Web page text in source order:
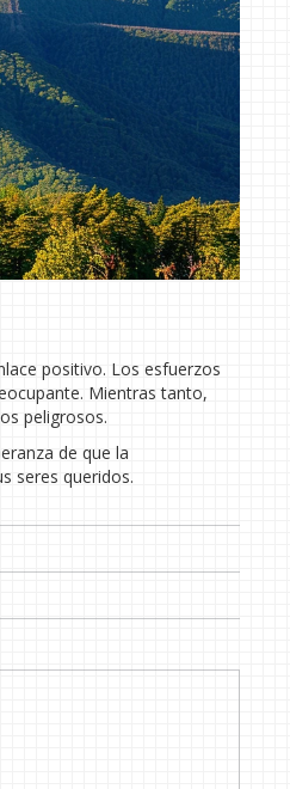
positivo. Los esfuerzos
Mientras tanto,
peligrosos.
de que la
seres queridos.